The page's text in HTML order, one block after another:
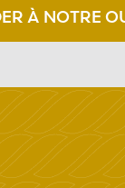
À NOTRE